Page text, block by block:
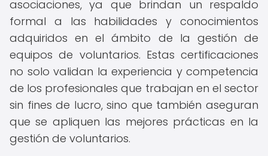
asociaciones, ya que brindan un respaldo
formal a las habilidades y conocimientos
adquiridos en el ámbito de la gestión de
equipos de voluntarios. Estas certificaciones
no solo validan la experiencia y competencia
de los profesionales que trabajan en el sector
sin fines de lucro, sino que también aseguran
que se apliquen las mejores prácticas en la
gestión de voluntarios.